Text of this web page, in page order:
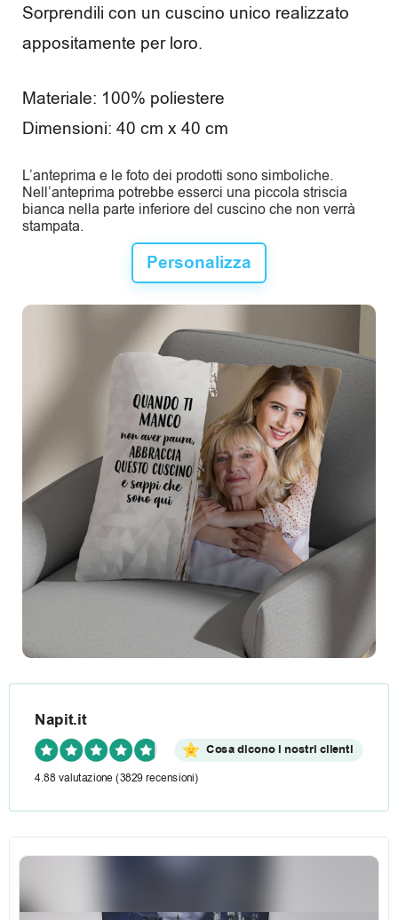
r
o
R
e
c
i
Sorprendili con un cuscino unico realizzato
appositamente per loro.
Materiale: 100% poliestere
Dimensioni: 40 cm x 40 cm
L’anteprima e le foto dei prodotti sono simboliche.
Nell’anteprima potrebbe esserci una piccola striscia
bianca nella parte inferiore del cuscino che non verrà
stampata.
Personalizza
Napit.it
Cosa dicono i nostri clienti
4.88 valutazione (3829 recensioni)